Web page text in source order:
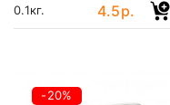
0.1кг. 4.5р.
-20%